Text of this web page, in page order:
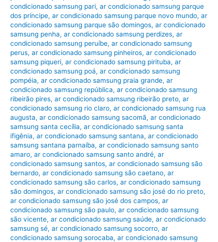
condicionado samsung pari,ar condicionado samsung parque
dos príncipe,ar condicionado samsung parque novo mundo,ar
condicionado samsung parque são domingos,ar condicionado
samsung penha,ar condicionado samsung perdizes,ar
condicionado samsung peruíbe,ar condicionado samsung
perus,ar condicionado samsung pinheiros,ar condicionado
samsung piqueri,ar condicionado samsung pirituba,ar
condicionado samsung poá,ar condicionado samsung
pompéia,ar condicionado samsung praia grande,ar
condicionado samsung república,ar condicionado samsung
ribeirão pires,ar condicionado samsung ribeirão preto,ar
condicionado samsung rio claro,ar condicionado samsung rua
augusta,ar condicionado samsung sacomã,ar condicionado
samsung santa cecília,ar condicionado samsung santa
ifigênia,ar condicionado samsung santana,ar condicionado
samsung santana parnaíba,ar condicionado samsung santo
amaro,ar condicionado samsung santo andré,ar
condicionado samsung santos,ar condicionado samsung são
bernardo,ar condicionado samsung são caetano,ar
condicionado samsung são carlos,ar condicionado samsung
são domingos,ar condicionado samsung são josé do rio preto,
ar condicionado samsung são josé dos campos,ar
condicionado samsung são paulo,ar condicionado samsung
são vicente,ar condicionado samsung saúde,ar condicionado
samsung sé,ar condicionado samsung socorro,ar
condicionado samsung sorocaba,ar condicionado samsung